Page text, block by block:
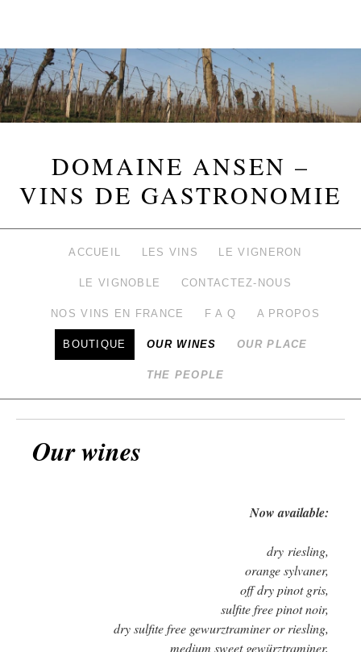
DOMAINE ANSEN –
VINS DE GASTRONOMIE
ACCUEIL LES VINS LE VIGNERON
LE VIGNOBLE CONTACTEZ-NOUS
NOS VINS EN FRANCE F A Q A PROPOS
BOUTIQUE OUR WINES OUR PLACE
THE PEOPLE
Our wines
Now available:
dry riesling,
orange sylvaner,
off dry pinot gris,
sulfite free pinot noir,
dry sulfite free gewurztraminer or riesling,
medium sweet gewürztraminer,